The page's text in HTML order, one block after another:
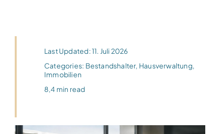
Last Updated: 11. Juli 2026
Categories: Bestandshalter, Hausverwaltung,
Immobilien
8,4 min read